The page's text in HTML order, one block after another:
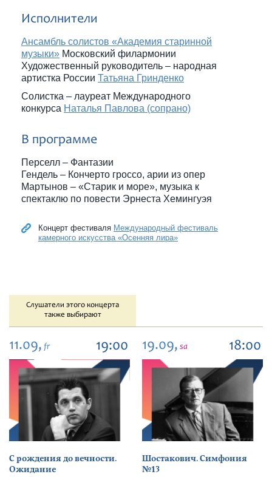
Исполнители
Ансамбль солистов «Академия старинной
музыки» Московский филармонии
Художественный руководитель – народная
артистка России Татьяна Гринденко
Солистка – лауреат Международного
конкурса Наталья Павлова (сопрано)
В программе
Перселл – Фантазии
Гендель – Кончерто гроссо, арии из опер
Мартынов – «Старик и море», музыка к
спектаклю по повести Эрнеста Хемингуэя
Концерт фестиваля Международный фестиваль
камерного искусства «Осенняя лира»
Слушатели этого концерта
также выбирают
11.09, fr 19:00
С рождения до вечности.
Ожидание
19.09, sa 18:00
Шостакович. Симфония
№13